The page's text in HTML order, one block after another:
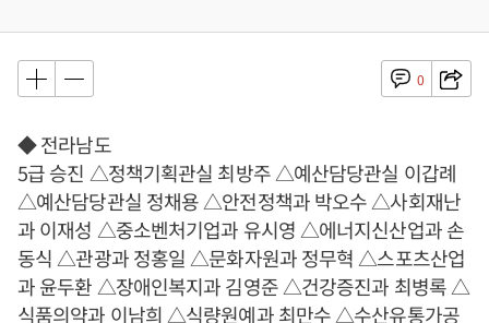
0
◆ 전라남도
5급 승진 △정책기획관실 최방주 △예산담당관실 이갑례
△예산담당관실 정채용 △안전정책과 박오수 △사회재난
과 이재성 △중소벤처기업과 유시영 △에너지신산업과 손
동식 △관광과 정홍일 △문화자원과 정무혁 △스포츠산업
과 윤두환 △장애인복지과 김영준 △건강증진과 최병록 △
식품의약과 이남희 △식량원예과 최만수 △수산유통가공